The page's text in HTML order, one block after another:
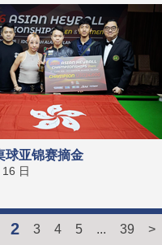
球亚锦赛摘金
日
2 3 4 5 ... 39 >